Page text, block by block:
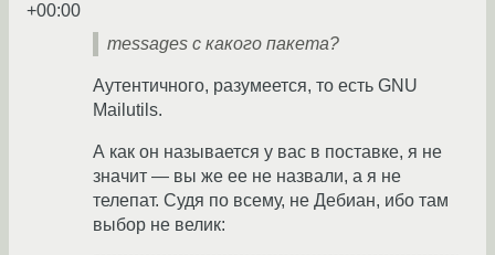
+00:00
messages с какого пакета?
Аутентичного, разумеется, то есть GNU
Mailutils.
А как он называется у вас в поставке, я не
значит — вы же ее не назвали, а я не
телепат. Судя по всему, не Дебиан, ибо там
выбор не велик: